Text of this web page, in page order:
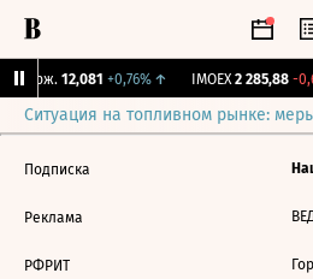
Бирж. 12,081 +0,76%↑ IMOEX 2 285,88 -
Ситуация на топливном рынке:
Подписка
Реклама
РФРИТ